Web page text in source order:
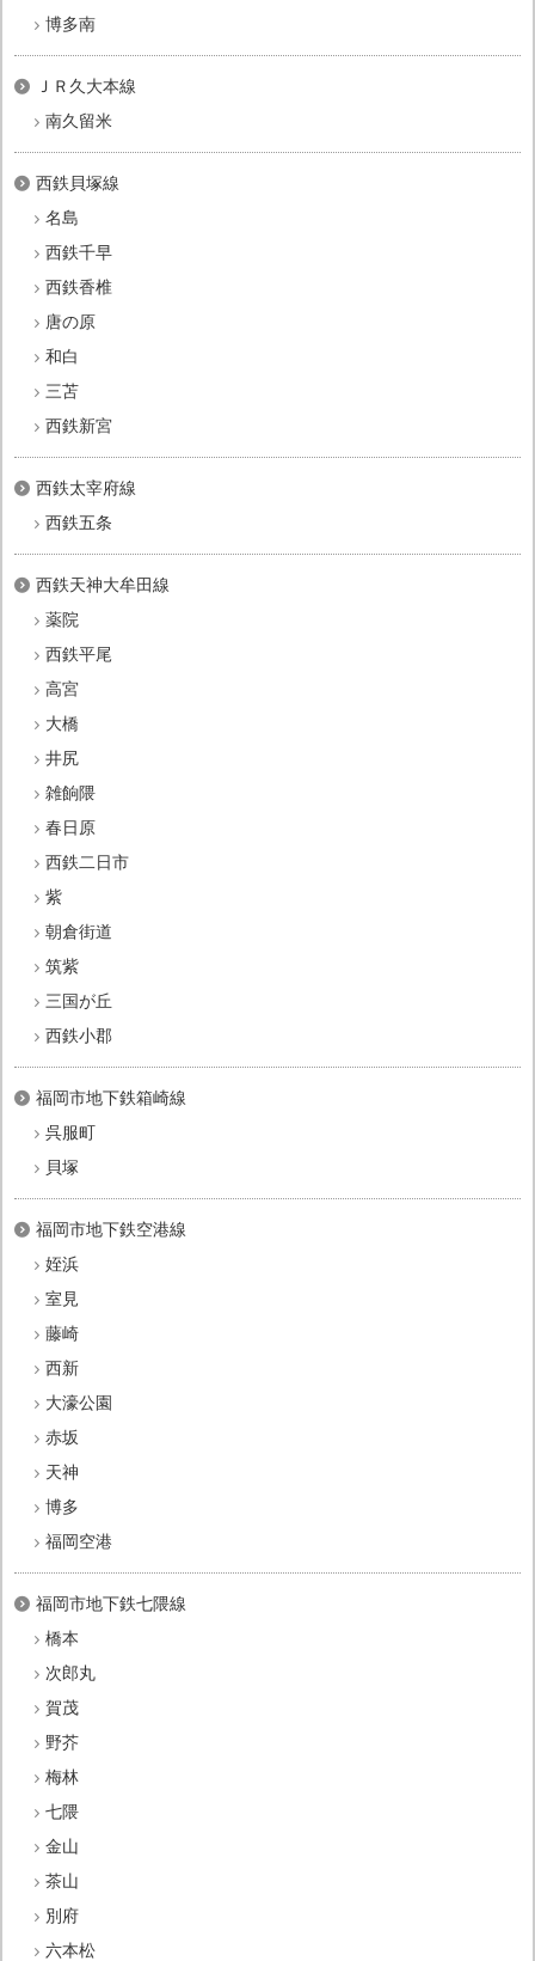
博多南
ＪＲ久大本線
南久留米
西鉄貝塚線
名島
西鉄千早
西鉄香椎
唐の原
和白
三苫
西鉄新宮
西鉄太宰府線
西鉄五条
西鉄天神大牟田線
薬院
西鉄平尾
高宮
大橋
井尻
雑餉隈
春日原
西鉄二日市
紫
朝倉街道
筑紫
三国が丘
西鉄小郡
福岡市地下鉄箱崎線
呉服町
貝塚
福岡市地下鉄空港線
姪浜
室見
藤崎
西新
大濠公園
赤坂
天神
博多
福岡空港
福岡市地下鉄七隈線
橋本
次郎丸
賀茂
野芥
梅林
七隈
金山
茶山
別府
六本松